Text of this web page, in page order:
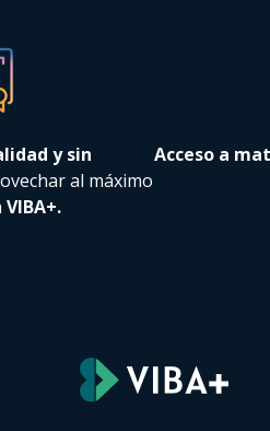
y sin
al máximo
VIBA+.
Acceso a